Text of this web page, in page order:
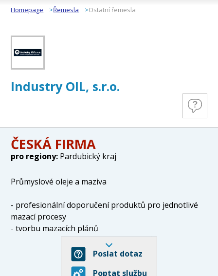
Homepage Řemesla Ostatní řemesla
Industry OIL, s.r.o.
ČESKÁ FIRMA
pro regiony: Pardubický kraj
Průmyslové oleje a maziva
- profesionální doporučení produktů pro jednotlivé
mazací procesy
- tvorbu mazacích plánů
- odstranění technologických problémů v souvislosti s
- ekonomické zhodnocení používaných produktů
Poslat dotaz
Poptat službu